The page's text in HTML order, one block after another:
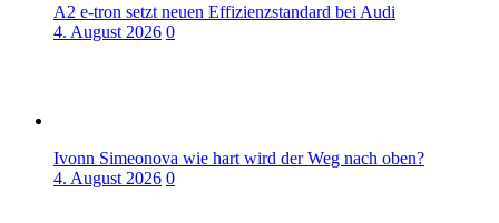
A2 e-tron setzt neuen Effizienzstandard bei Audi
4. August 2026 0
Ivonn Simeonova wie hart wird der Weg nach oben?
4. August 2026 0